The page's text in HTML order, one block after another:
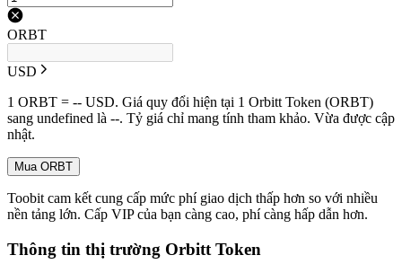
ORBT
USD
1 ORBT = -- USD. Giá quy đổi hiện tại 1 Orbitt Token (ORBT)
sang undefined là --. Tỷ giá chỉ mang tính tham khảo. Vừa được cập
nhật.
Mua ORBT
Toobit cam kết cung cấp mức phí giao dịch thấp hơn so với nhiều
nền tảng lớn. Cấp VIP của bạn càng cao, phí càng hấp dẫn hơn.
Thông tin thị trường Orbitt Token